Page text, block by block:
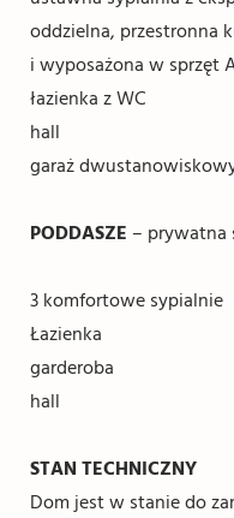
oddzielna, przestronna
i wyposażona w sprzęt
łazienka z WC
hall
garaż
PODDASZE –
3 komfortowe sypialnie
Łazienka
garderoba
hall
STAN TECHNICZNY
Dom jest w stanie do